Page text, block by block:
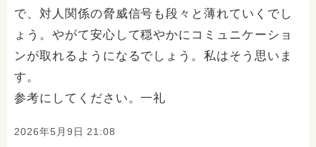
で、対人関係の脅威信号も段々と薄れていくでし
ょう。やがて安心して穏やかにコミュニケーショ
ンが取れるようになるでしょう。私はそう思いま
す。
参考にしてください。一礼
2026年5月9日 21:08